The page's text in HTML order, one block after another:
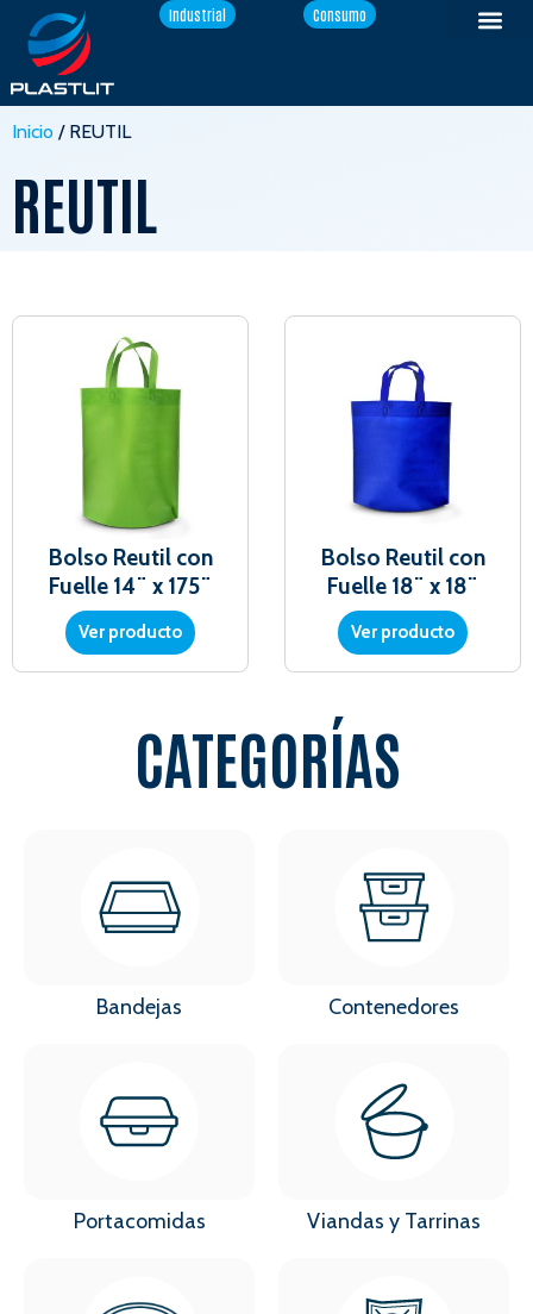
Industrial Consumo
Inicio / REUTIL
REUTIL
Bolso Reutil con
Fuelle 14¨ x 175¨
Ver producto
Bolso Reutil con
Fuelle 18¨ x 18¨
Ver producto
CATEGORÍAS
Bandejas Contenedores
Portacomidas Viandas y Tarrinas